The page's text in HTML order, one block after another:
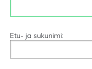
Etu- ja sukunimi: